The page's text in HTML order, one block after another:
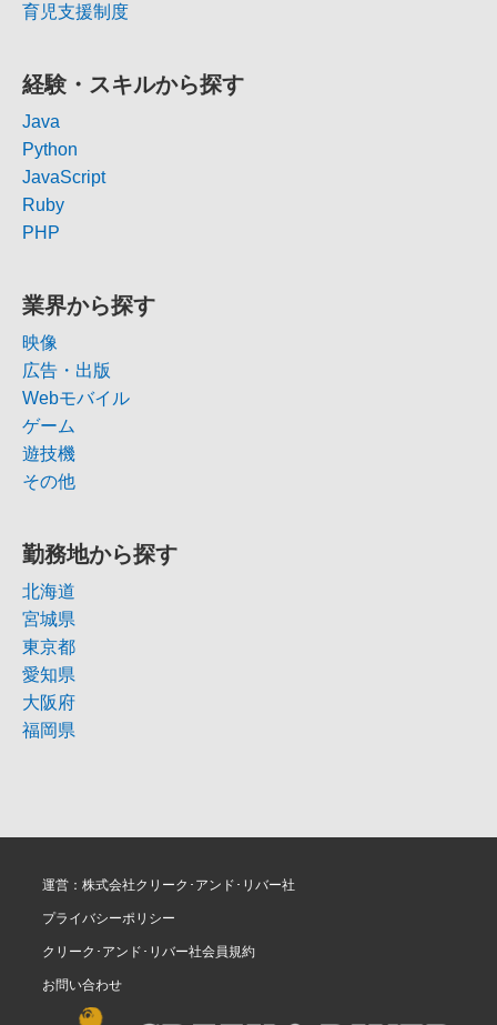
育児支援制度
経験・スキルから探す
Java
Python
JavaScript
Ruby
PHP
業界から探す
映像
広告・出版
Webモバイル
ゲーム
遊技機
その他
勤務地から探す
北海道
宮城県
東京都
愛知県
大阪府
福岡県
運営：株式会社クリーク･アンド･リバー社
プライバシーポリシー
クリーク･アンド･リバー社会員規約
お問い合わせ